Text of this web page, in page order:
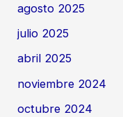
agosto 2025
julio 2025
abril 2025
noviembre 2024
octubre 2024